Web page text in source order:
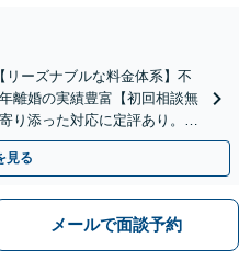
リーズナブルな料金体系】不
離婚の実績豊富【初回相談無
り添った対応に定評あり。お
見る
メールで面談予約